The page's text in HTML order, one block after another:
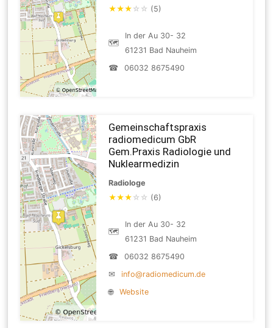
★★★ ☆ ☆ (5)
🗺
In der Au 30- 32
61231 Bad Nauheim
☎
06032 8675490
Gemeinschaftspraxis
radiomedicum GbR
Gem.Praxis Radiologie und
Nuklearmedizin
Radiologe
★★★ ☆ ☆ (6)
🗺
In der Au 30- 32
61231 Bad Nauheim
☎
06032 8675490
✉
info@radiomedicum.de
🌐
Website